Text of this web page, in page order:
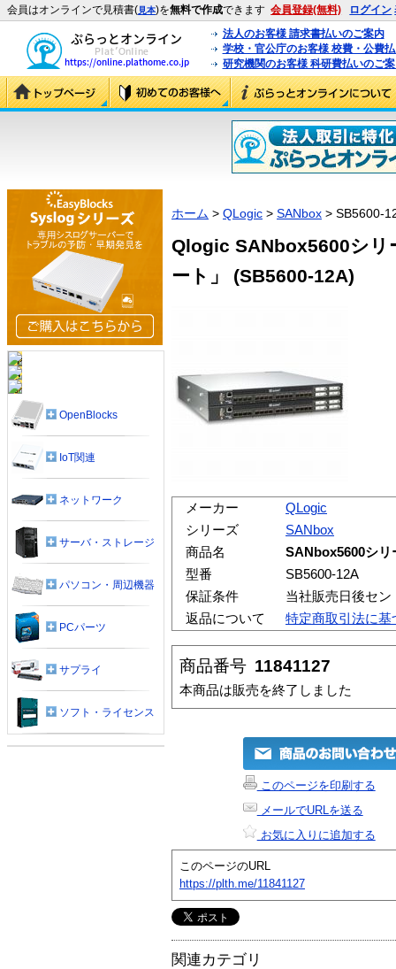
会員はオンラインで見積書(見本)を無料で作成できます 会員登録(無料) ログイン
法人のお客様 請求書払いのご案内
学校・官公庁のお客様 校費・公費
研究機関のお客様 科研費払いのご
ホーム > QLogic > SANbox > SB5600-
Qlogic SANbox5600シリ
ート」 (SB5600-12A)
メーカー
QLogic
シリーズ
SANbox
商品名
SANbox5600シリ
型番
SB5600-12A
保証条件
当社販売日後セ
返品について
特定商取引法に基
商品番号 11841127
本商品は販売を終了しました
このページを印刷する
メールでURLを送る
お気に入りに追加する
このページのURL
https://plth.me/11841127
関連カテゴリ
OpenBlocks
IoT関連
ネットワーク
サーバ・ストレージ
パソコン・周辺機器
PCパーツ
サプライ
ソフト・ライセンス